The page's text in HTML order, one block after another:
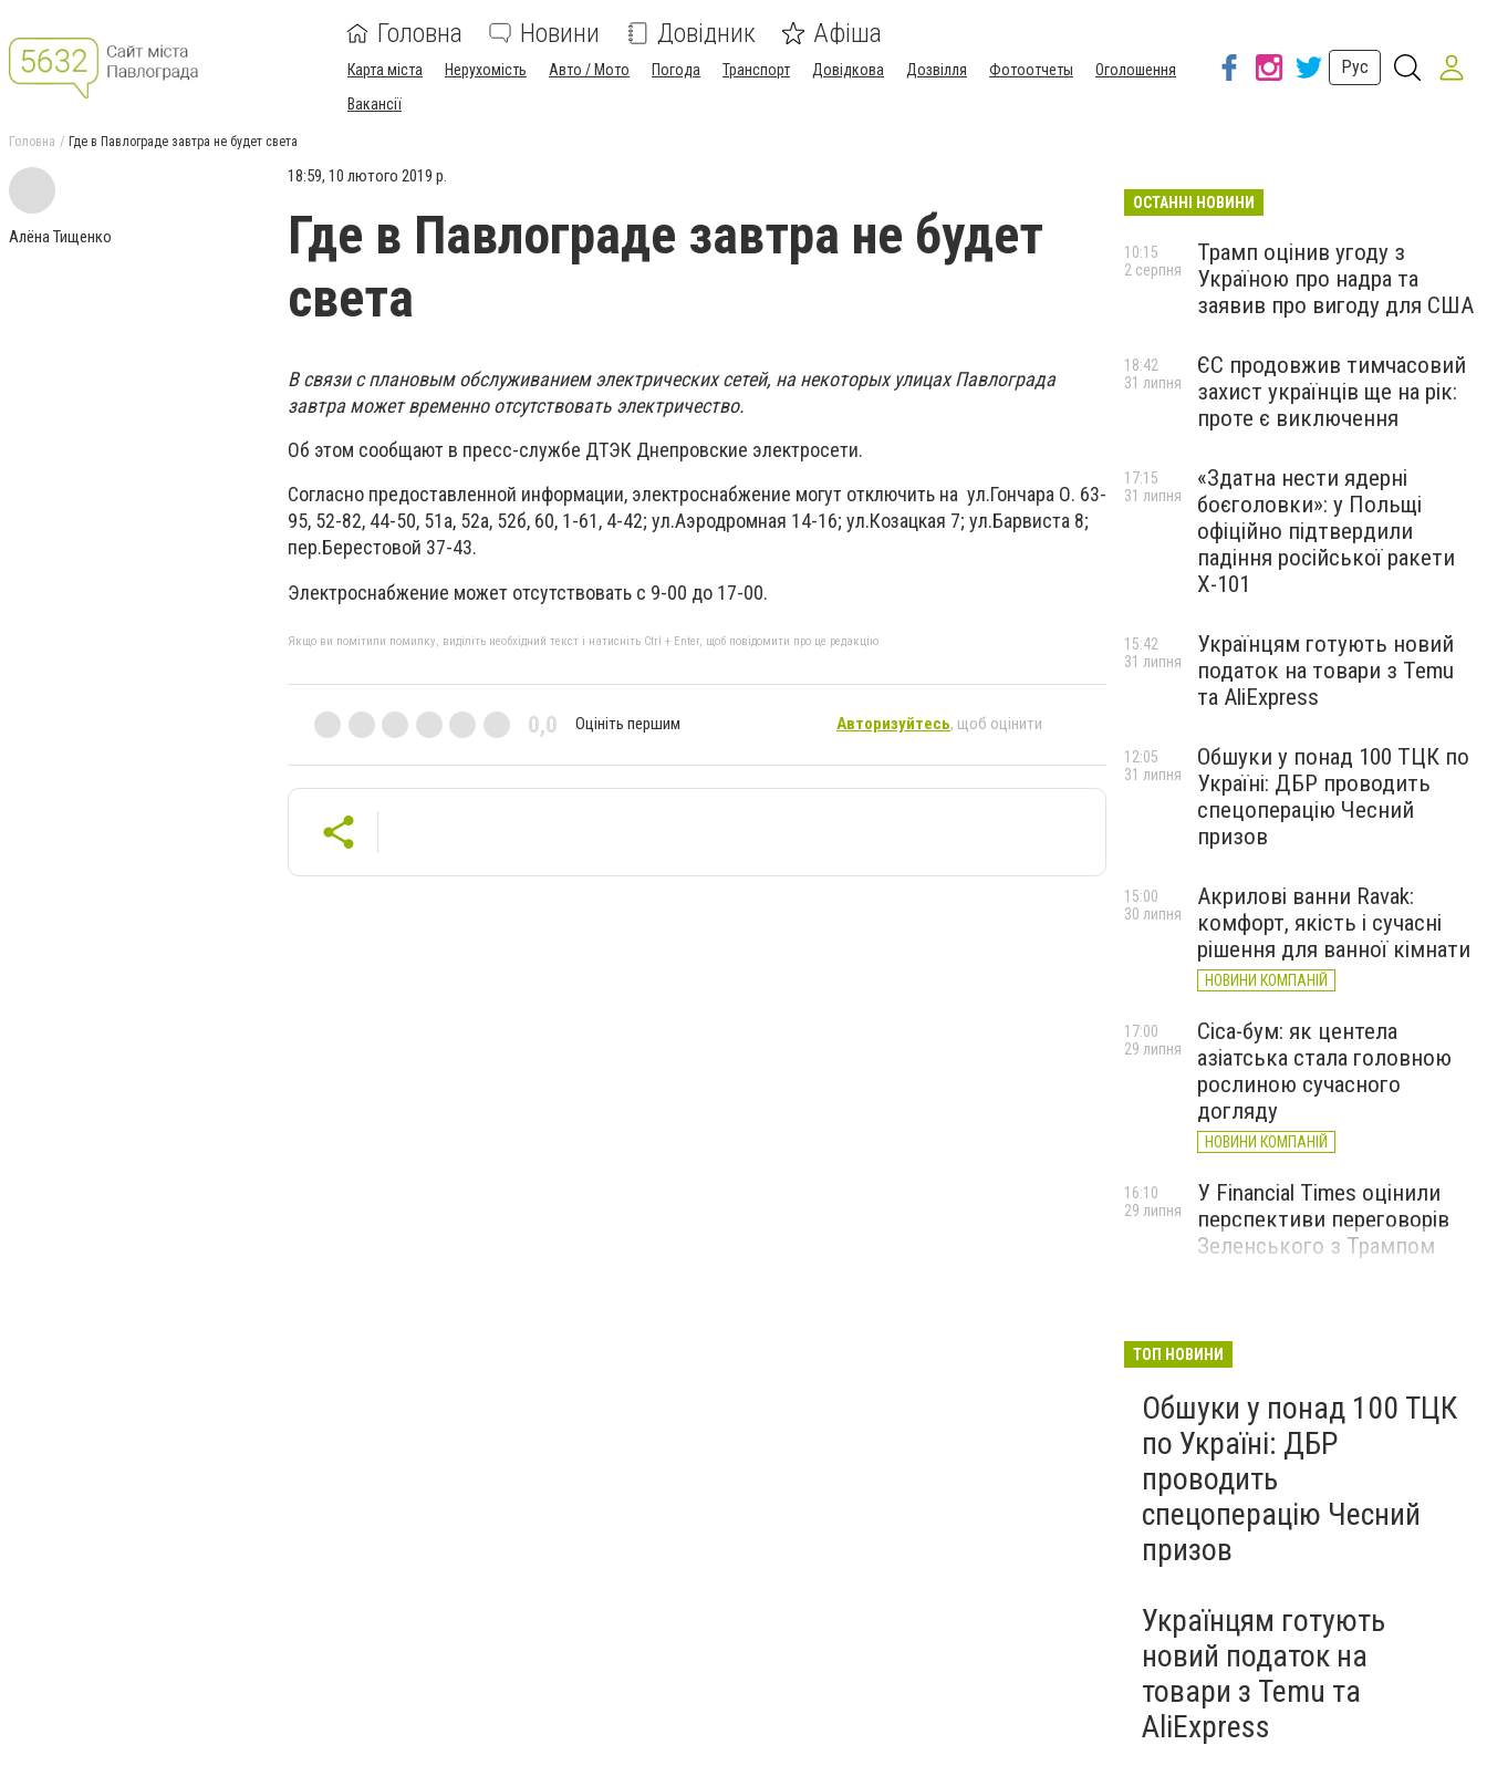
Головна Новини Довідник Афіша
Карта міста Нерухомість Авто / Мото Погода Транспорт Довідкова Дозвілля Фотоотчеты
Оголошення
Вакансії
Рус
Головна Где в Павлограде завтра не будет света
Алёна Тищенко
18:59, 10 лютого 2019 р.
Где в Павлограде завтра не будет
света
В связи с плановым обслуживанием электрических сетей, на некоторых улицах Павлограда
завтра может временно отсутствовать электричество.
Об этом сообщают в пресс-службе ДТЭК Днепровские электросети.
Согласно предоставленной информации, электроснабжение могут отключить на ул.Гончара О. 63-
95, 52-82, 44-50, 51а, 52а, 52б, 60, 1-61, 4-42; ул.Аэродромная 14-16; ул.Козацкая 7; ул.Барвиста 8;
пер.Берестовой 37-43.
Электроснабжение может отсутствовать с 9-00 до 17-00.
Якщо ви помітили помилку, виділіть необхідний текст і натисніть Ctrl + Enter, щоб повідомити про це редакцію
0,0 Оцініть першим Авторизуйтесь, щоб оцінити
ОСТАННІ НОВИНИ
Трамп оцінив угоду з
Україною про надра та
заявив про вигоду для США
10:15
2 серпня
ЄС продовжив тимчасовий
захист українців ще на рік:
проте є виключення
18:42
31 липня
«Здатна нести ядерні
боєголовки»: у Польщі
офіційно підтвердили
падіння російської ракети
Х-101
17:15
31 липня
Українцям готують новий
податок на товари з Temu
та AliExpress
15:42
31 липня
Обшуки у понад 100 ТЦК по
Україні: ДБР проводить
спецоперацію Чесний
призов
12:05
31 липня
Акрилові ванни Ravak:
комфорт, якість і сучасні
рішення для ванної кімнати
НОВИНИ КОМПАНІЙ
15:00
30 липня
Cica-бум: як центела
азіатська стала головною
рослиною сучасного
догляду
НОВИНИ КОМПАНІЙ
17:00
29 липня
У Financial Times оцінили
перспективи переговорів
Зеленського з Трампом
16:10
29 липня
ТОП НОВИНИ
Обшуки у понад 100 ТЦК
по Україні: ДБР
проводить
спецоперацію Чесний
призов
Українцям готують
новий податок на
товари з Temu та
AliExpress